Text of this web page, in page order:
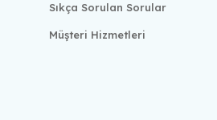
Sıkça Sorulan Sorular
Müşteri Hizmetleri